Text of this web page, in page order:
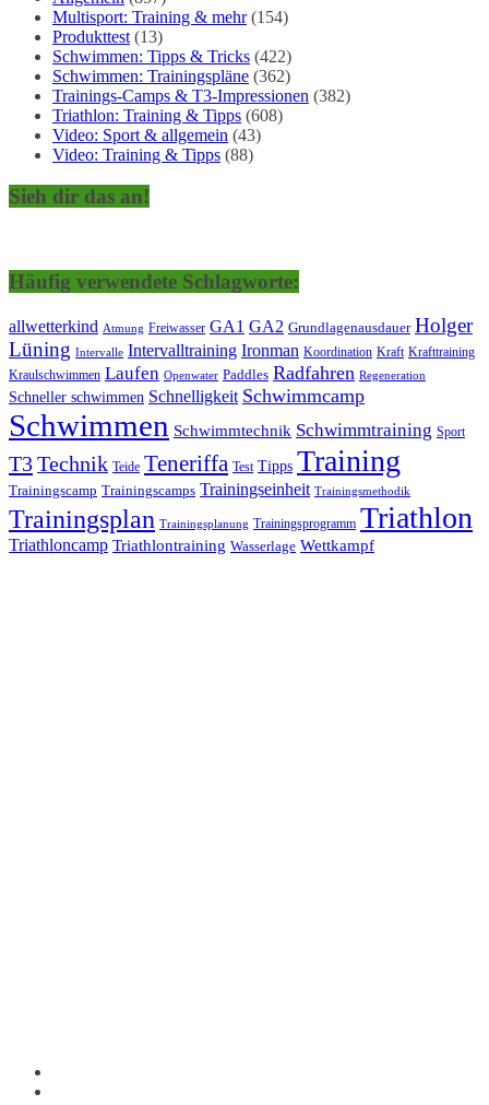
Multisport: Training & mehr(154)
Produkttest (13)
Schwimmen: Tipps & Tricks (422)
Schwimmen: Trainingspläne (362)
Trainings-Camps & T3-Impressionen (382)
Triathlon: Training & Tipps (608)
Video: Sport & allgemein (43)
Video: Training & Tipps (88)
Sieh dir das an!
Häufig verwendete Schlagworte:
allwetterkind Atmung Freiwasser GA1 GA2 Grundlagenausdauer Holger
Lüning Intervalle Intervalltraining Ironman Koordination Kraft Krafttraining
Kraulschwimmen Laufen Openwater Paddles Radfahren Regeneration
Schneller schwimmen Schnelligkeit Schwimmcamp
Schwimmen Schwimmtechnik Schwimmtraining Sport
T3Technik Teide Teneriffa Test Tipps Training
Trainingscamp Trainingscamps Trainingseinheit Trainingsmethodik
Trainingsplan Trainingsplanung Trainingsprogramm Triathlon
Triathloncamp Triathlontraining Wasserlage Wettkampf